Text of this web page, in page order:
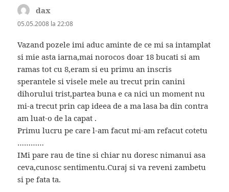
dax
05.05.2008 la 22:08
Vazand pozele imi aduc aminte de ce mi sa intamplat
si mie asta iarna,mai norocos doar 18 bucati si am
ramas tot cu 8,eram si eu primu an inscris
sperantele si visele mele au trecut prin canini
dihorului trist,partea buna e ca nici un moment nu
mi-a trecut prin cap ideea de a ma lasa ba din contra
am luat-o de la capat .
Primu lucru pe care l-am facut mi-am refacut cotetu
…………
IMi pare rau de tine si chiar nu doresc nimanui asa
ceva,cunosc sentimentu.Curaj si va reveni zambetu
si pe fata ta.